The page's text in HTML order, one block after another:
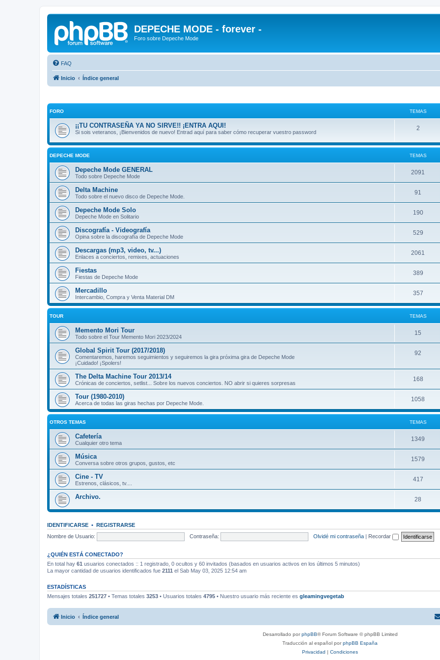
DEPECHE MODE - forever -
Foro sobre Depeche Mode
FAQ
Inicio Índice general
FORO TEMAS
¡¡TU CONTRASEÑA YA NO SIRVE!! ¡ENTRA AQUI!
Si sois veteranos, ¡Bienvenidos de nuevo! Entrad aquí para saber cómo recuperar vuestro password
2
DEPECHE MODE TEMAS
Depeche Mode GENERAL
Todo sobre Depeche Mode
2091
Delta Machine
Todo sobre el nuevo disco de Depeche Mode.
91
Depeche Mode Solo
Depeche Mode en Solitario
190
Discografía - Videografía
Opina sobre la discografía de Depeche Mode
529
Descargas (mp3, video, tv...)
Enlaces a conciertos, remixes, actuaciones
2061
Fiestas
Fiestas de Depeche Mode
389
Mercadillo
Intercambio, Compra y Venta Material DM
357
TOUR TEMAS
Memento Mori Tour
Todo sobre el Tour Memento Mori 2023/2024
15
Global Spirit Tour (2017/2018)
Comentaremos, haremos seguimientos y seguiremos la gira próxima gira de Depeche Mode
¡Cuidado! ¡Spolers!
92
The Delta Machine Tour 2013/14
Crónicas de conciertos, setlist... Sobre los nuevos conciertos. NO abrir si quieres sorpresas
168
Tour (1980-2010)
Acerca de todas las giras hechas por Depeche Mode.
1058
OTROS TEMAS TEMAS
Cafetería
Cualquier otro tema
1349
Música
Conversa sobre otros grupos, gustos, etc
1579
Cine - TV
Estrenos, clásicos, tv....
417
Archivo. 28
IDENTIFICARSE • REGISTRARSE
Nombre de Usuario:
Contraseña: Olvidé mi contraseña | Recordar
¿QUIÉN ESTÁ CONECTADO?
En total hay 61 usuarios conectados :: 1 registrado, 0 ocultos y 60 invitados (basados en usuarios activos en los últimos 5 minutos)
La mayor cantidad de usuarios identificados fue 2111 el Sab May 03, 2025 12:54 am
ESTADÍSTICAS
Mensajes totales 251727 • Temas totales 3253 • Usuarios totales 4795 • Nuestro usuario más reciente es gleamingvegetab
Inicio Índice general
Desarrollado porphpBB® Forum Software © phpBB Limited
Traducción al español porphpBB España
Privacidad | Condiciones